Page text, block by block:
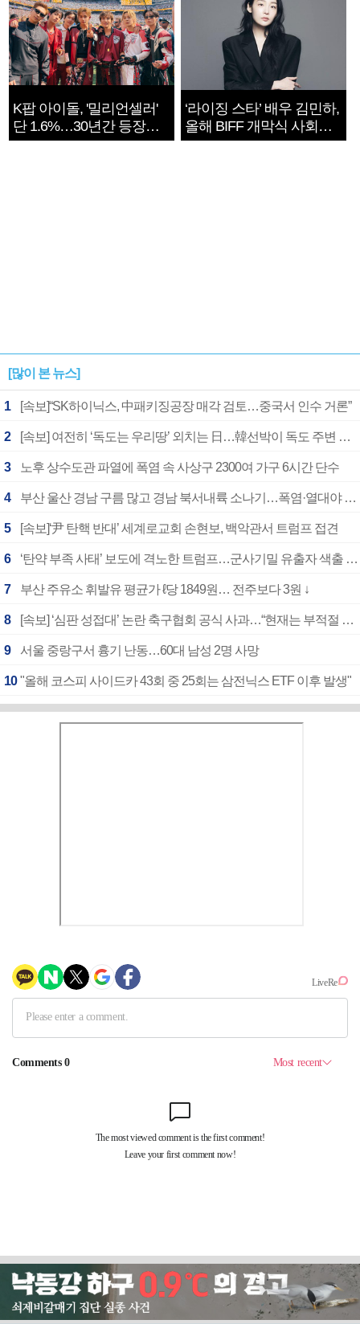
K팝 아이돌, '밀리언셀러'
단 1.6%…30년간 등장
1182개팀 전수조사
‘라이징 스타’ 배우 김민하,
올해 BIFF 개막식 사회자
확정
[많이 본 뉴스]
1 [속보]“SK하이닉스, 中패키징공장 매각 검토…중국서 인수 거론”
2 [속보] 여전히 ‘독도는 우리땅’ 외치는 日…韓선박이 독도 주변 해양조사 활동하자 반발
3 노후 상수도관 파열에 폭염 속 사상구 2300여 가구 6시간 단수
4 부산 울산 경남 구름 많고 경남 북서내륙 소나기…폭염·열대야 계속
5 [속보]‘尹 탄핵 반대’ 세계로교회 손현보, 백악관서 트럼프 접견
6 ‘탄약 부족 사태’ 보도에 격노한 트럼프…군사기밀 유출자 색출 지시
7 부산 주유소 휘발유 평균가 ℓ당 1849원… 전주보다 3원 ↓
8 [속보] ‘심판 성접대’ 논란 축구협회 공식 사과…“현재는 부적절 행위 없어”
9 서울 중랑구서 흉기 난동…60대 남성 2명 사망
10 "올해 코스피 사이드카 43회 중 25회는 삼전닉스 ETF 이후 발생"